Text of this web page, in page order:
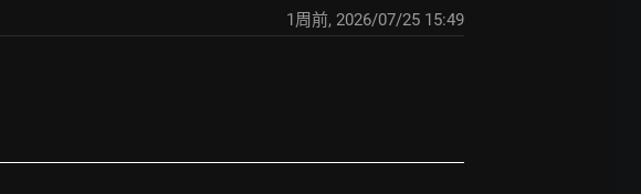
1周前, 2026/07/25 15:49